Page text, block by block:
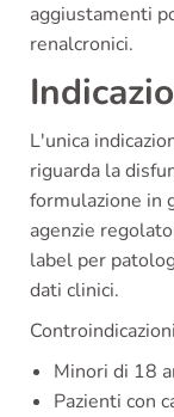
aggiustamenti
renalcronici.
L'unica
riguarda la
formulazione in
agenzie
label per
dati clinici.
Minori di 18
Pazienti con